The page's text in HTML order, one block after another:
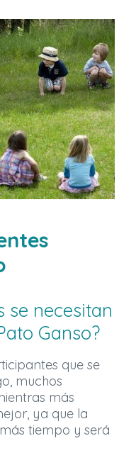
se necesitan
Ganso?
que se
muchos
más
ya que la
tiempo y será